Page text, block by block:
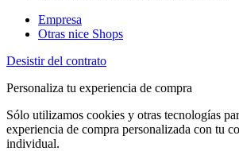
Empresa
Otras nice Shops
Desistir del contrato
Personaliza tu experiencia de compra
Sólo utilizamos cookies y otras tecnologías
experiencia de compra personalizada con tu
individual.